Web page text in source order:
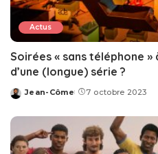
Actus
Soirées « sans téléphone »
d’une (longue) série ?
Posted
Jean-Côme 7 octobre 2023